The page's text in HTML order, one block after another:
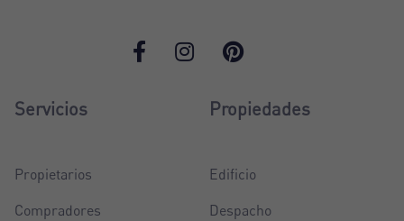
Servicios
Propietarios
Compradores
Propiedades
Edificio
Despacho